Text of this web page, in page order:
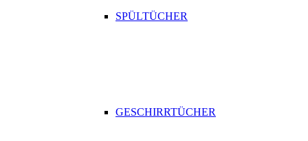
SPÜLTÜCHER
GESCHIRRTÜCHER